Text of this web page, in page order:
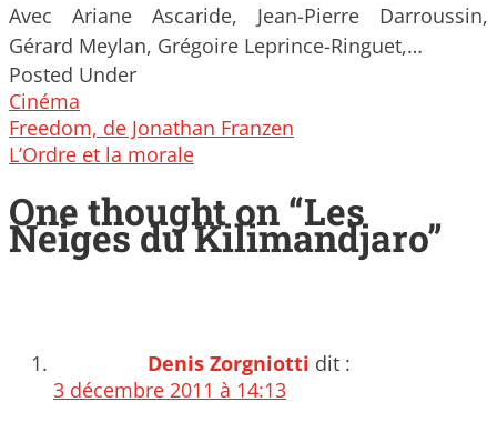
Avec Ariane Ascaride, Jean-Pierre Darroussin,
Gérard Meylan, Grégoire Leprince-Ringuet,…
Posted Under
Cinéma
Post
navigation
Freedom, de Jonathan Franzen
L’Ordre et la morale
One thought on “Les
Neiges du Kilimandjaro”
Denis Zorgniotti dit :
3 décembre 2011 à 14:13